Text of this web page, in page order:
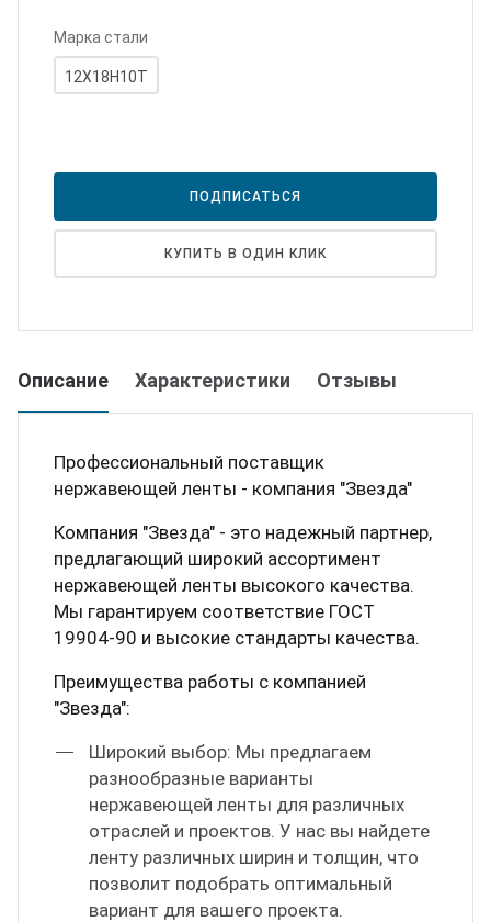
Марка стали
12Х18Н10Т
ПОДПИСАТЬСЯ
КУПИТЬ В ОДИН КЛИК
Описание Характеристики Отзывы
Профессиональный поставщик
нержавеющей ленты - компания "Звезда"
Компания "Звезда" - это надежный партнер,
предлагающий широкий ассортимент
нержавеющей ленты высокого качества.
Мы гарантируем соответствие ГОСТ
19904-90 и высокие стандарты качества.
Преимущества работы с компанией
"Звезда":
Широкий выбор: Мы предлагаем
разнообразные варианты
нержавеющей ленты для различных
отраслей и проектов. У нас вы найдете
ленту различных ширин и толщин, что
позволит подобрать оптимальный
вариант для вашего проекта.